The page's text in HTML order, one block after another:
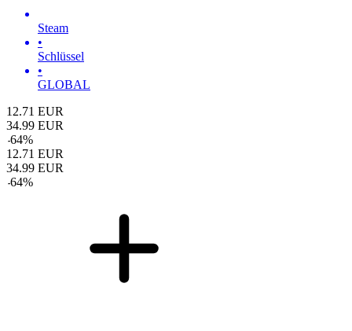
Steam
•
Schlüssel
•
GLOBAL
12.71 EUR
34.99 EUR
-64%
12.71 EUR
34.99 EUR
-64%